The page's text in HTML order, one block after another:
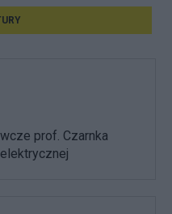
prof. Czarnka